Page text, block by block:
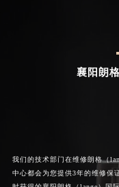
襄阳朗
我们的技术部门在维修朗格（
中心都会为您提供3年的维修保